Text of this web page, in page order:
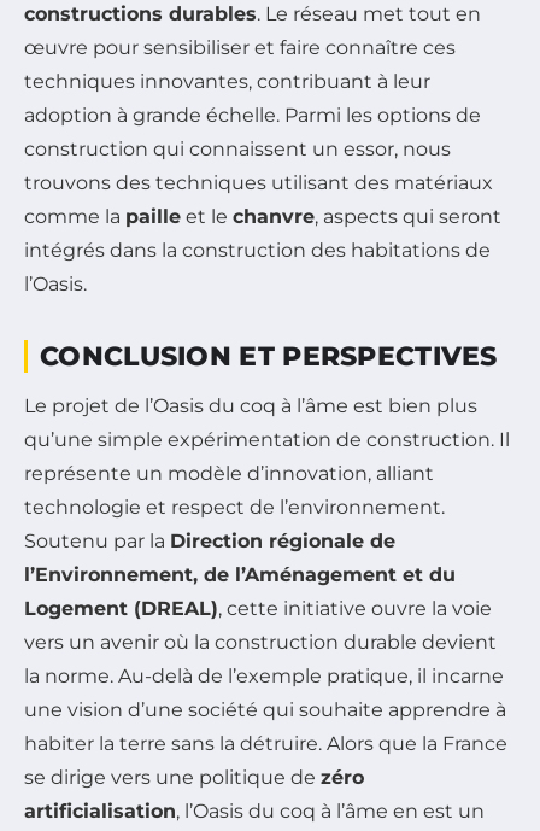
constructions durables. Le réseau met tout en
œuvre pour sensibiliser et faire connaître ces
techniques innovantes, contribuant à leur
adoption à grande échelle. Parmi les options de
construction qui connaissent un essor, nous
trouvons des techniques utilisant des matériaux
comme la paille et le chanvre, aspects qui seront
intégrés dans la construction des habitations de
l’Oasis.
CONCLUSION ET PERSPECTIVES
Le projet de l’Oasis du coq à l’âme est bien plus
qu’une simple expérimentation de construction. Il
représente un modèle d’innovation, alliant
technologie et respect de l’environnement.
Soutenu par la Direction régionale de
l’Environnement, de l’Aménagement et du
Logement (DREAL), cette initiative ouvre la voie
vers un avenir où la construction durable devient
la norme. Au-delà de l’exemple pratique, il incarne
une vision d’une société qui souhaite apprendre à
habiter la terre sans la détruire. Alors que la France
se dirige vers une politique de zéro
artificialisation, l’Oasis du coq à l’âme en est un